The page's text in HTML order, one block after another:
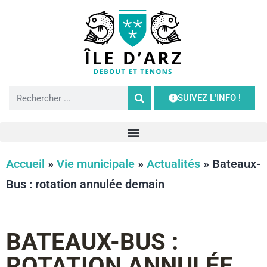
SUIVEZ L'INFO !
Accueil » Vie municipale » Actualités » Bateaux-
Bus : rotation annulée demain
BATEAUX-BUS :